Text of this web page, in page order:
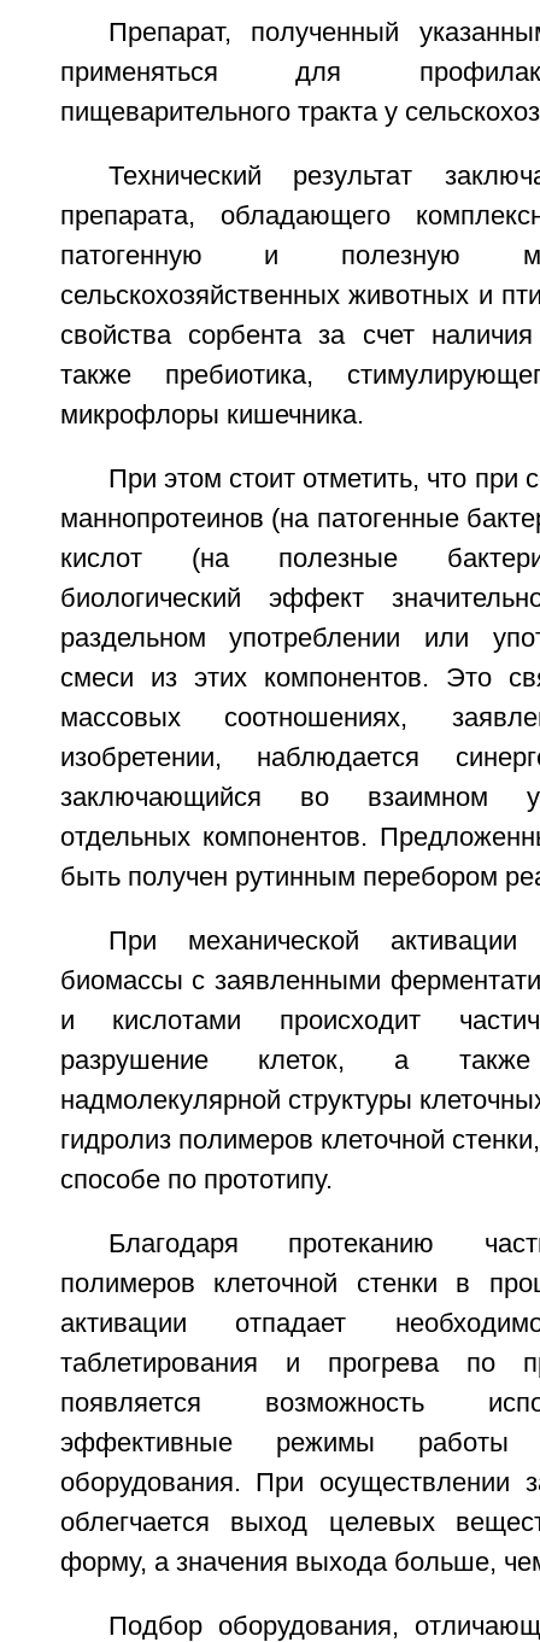
Препарат, полученный
применяться для
пищеварительного тракта у
Технический результат
препарата, обладающего
патогенную и полезную
сельскохозяйственных животных и
свойства сорбента за счет
также пребиотика,
микрофлоры кишечника.
При этом стоит отметить, что при
маннопротеинов (на патогенные
кислот (на полезные
биологический эффект
раздельном употреблении или
смеси из этих компонентов. Это
массовых соотношениях,
изобретении, наблюдается
заключающийся во взаимном
отдельных компонентов.
быть получен рутинным перебором
При механической
биомассы с заявленными
и кислотами происходит
разрушение клеток, а также
надмолекулярной структуры
гидролиз полимеров клеточной
способе по прототипу.
Благодаря протеканию
полимеров клеточной стенки в
активации отпадает
таблетирования и прогрева по
появляется возможность
эффективные режимы работы
оборудования. При осуществлении
облегчается выход целевых
форму, а значения выхода больше,
Подбор оборудования,